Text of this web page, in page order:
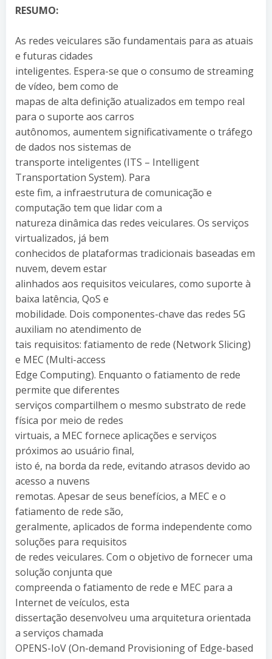
RESUMO:
As redes veiculares são fundamentais para as atuais
e futuras cidades
inteligentes. Espera-se que o consumo de streaming
de vídeo, bem como de
mapas de alta definição atualizados em tempo real
para o suporte aos carros
autônomos, aumentem significativamente o tráfego
de dados nos sistemas de
transporte inteligentes (ITS – Intelligent
Transportation System). Para
este fim, a infraestrutura de comunicação e
computação tem que lidar com a
natureza dinâmica das redes veiculares. Os serviços
virtualizados, já bem
conhecidos de plataformas tradicionais baseadas em
nuvem, devem estar
alinhados aos requisitos veiculares, como suporte à
baixa latência, QoS e
mobilidade. Dois componentes-chave das redes 5G
auxiliam no atendimento de
tais requisitos: fatiamento de rede (Network Slicing)
e MEC (Multi-access
Edge Computing). Enquanto o fatiamento de rede
permite que diferentes
serviços compartilhem o mesmo substrato de rede
física por meio de redes
virtuais, a MEC fornece aplicações e serviços
próximos ao usuário final,
isto é, na borda da rede, evitando atrasos devido ao
acesso a nuvens
remotas. Apesar de seus benefícios, a MEC e o
fatiamento de rede são,
geralmente, aplicados de forma independente como
soluções para requisitos
de redes veiculares. Com o objetivo de fornecer uma
solução conjunta que
compreenda o fatiamento de rede e MEC para a
Internet de veículos, esta
dissertação desenvolveu uma arquitetura orientada
a serviços chamada
OPENS-IoV (On-demand Provisioning of Edge-based